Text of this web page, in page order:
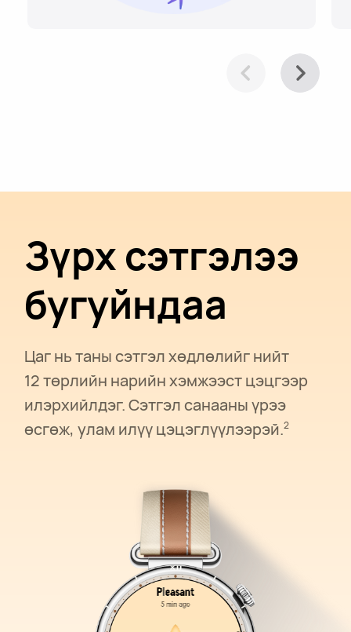
Зүрх сэтгэлээ
бугуйндаа
Цаг нь таны сэтгэл хөдлөлийг нийт
12⁠ төрлийн нарийн хэмжээст цэцгээр
илэрхийлдэг. Сэтгэл санааны үрээ
өсгөж, улам илүү цэцэглүүлээрэй.2